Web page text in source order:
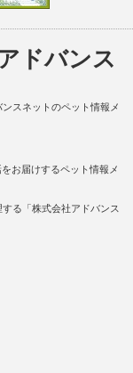
ドバンス
スネットのペット情報メ
お届けするペット情報メ
る「株式会社アドバンス